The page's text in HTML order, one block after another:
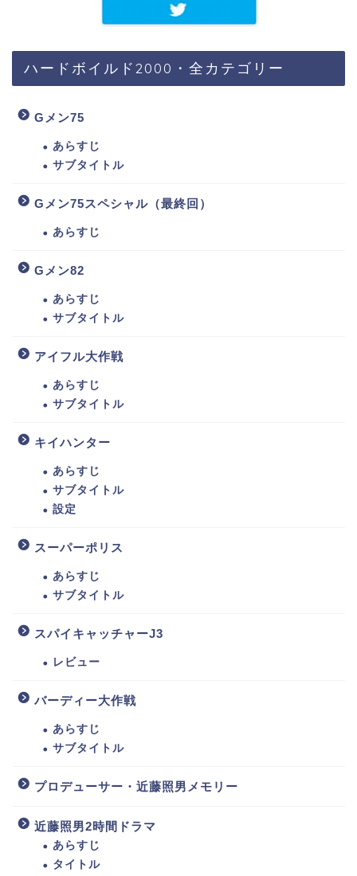
ハードボイルド2000・全カテゴリー
Gメン75
あらすじ
サブタイトル
Gメン75スペシャル（最終回）
あらすじ
Gメン82
あらすじ
サブタイトル
アイフル大作戦
あらすじ
サブタイトル
キイハンター
あらすじ
サブタイトル
設定
スーパーポリス
あらすじ
サブタイトル
スパイキャッチャーJ3
レビュー
バーディー大作戦
あらすじ
サブタイトル
プロデューサー・近藤照男メモリー
近藤照男2時間ドラマ
あらすじ
タイトル